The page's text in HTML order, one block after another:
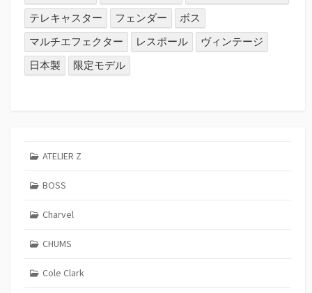
テレキャスター
フェンダー
ボス
マルチエフェクター
レスポール
ヴィンテージ
日本製
限定モデル
ATELIER Z
BOSS
Charvel
CHUMS
Cole Clark